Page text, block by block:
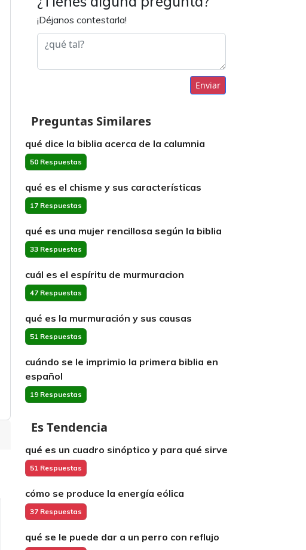
¡Déjanos contestarla!
Enviar
Preguntas Similares
qué dice la biblia acerca de la calumnia
50 Respuestas
qué es el chisme y sus características
17 Respuestas
qué es una mujer rencillosa según la biblia
33 Respuestas
cuál es el espíritu de murmuracion
47 Respuestas
qué es la murmuración y sus causas
51 Respuestas
cuándo se le imprimio la primera biblia en
español
19 Respuestas
Es Tendencia
qué es un cuadro sinóptico y para qué sirve
51 Respuestas
cómo se produce la energía eólica
37 Respuestas
qué se le puede dar a un perro con reflujo